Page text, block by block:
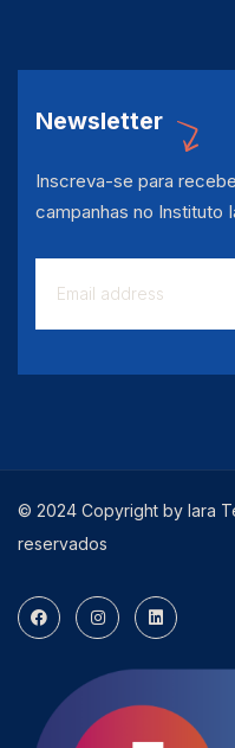
Newsletter
Inscreva-se para
campanhas no Instituto
© 2024 Copyright by Iara
reservados